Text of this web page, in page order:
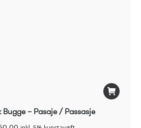
– Pasaje / Passasje